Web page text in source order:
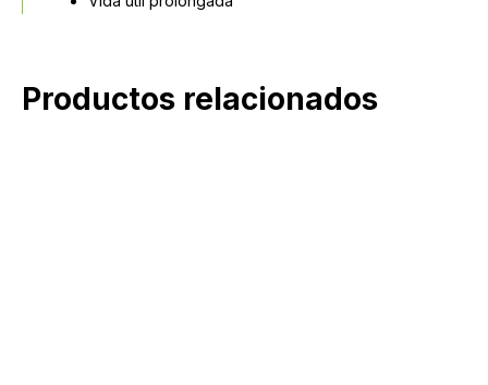
Productos relacionados